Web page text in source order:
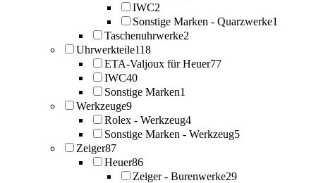
IWC2
Sonstige Marken - Quarzwerke1
Taschenuhrwerke2
Uhrwerkteile118
ETA-Valjoux für Heuer77
IWC40
Sonstige Marken1
Werkzeuge9
Rolex - Werkzeug4
Sonstige Marken - Werkzeug5
Zeiger87
Heuer86
Zeiger - Burenwerke29